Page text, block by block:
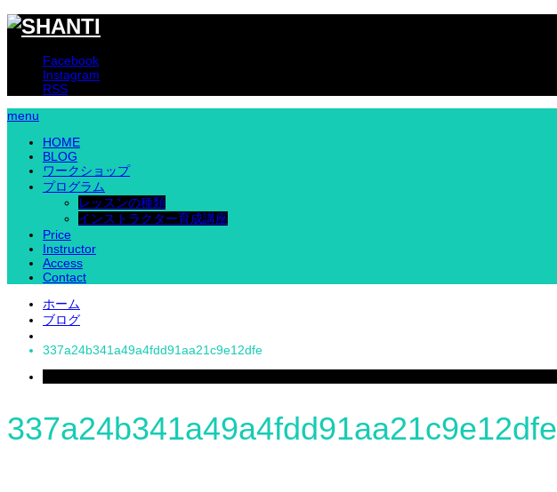
Facebook
Instagram
RSS
menu
HOME
BLOG
ワークショップ
プログラム
レッスンの種類
インストラクター育成講座
Price
Instructor
Access
Contact
ホーム
ブログ
337a24b341a49a4fdd91aa21c9e12dfe
337a24b341a49a4fdd91aa21c9e12dfe